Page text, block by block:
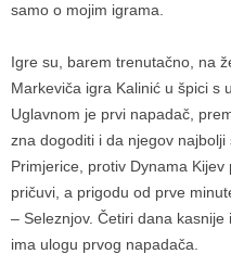
samo o mojim igrama.
Igre su, barem trenutačno, na
Markeviča igra Kalinić u špici s
Uglavnom je prvi napadač,
zna dogoditi i da njegov najbolji
Primjerice, protiv Dynama
pričuvi, a prigodu od prve
– Seleznjov. Četiri dana
ima ulogu prvog napadača.